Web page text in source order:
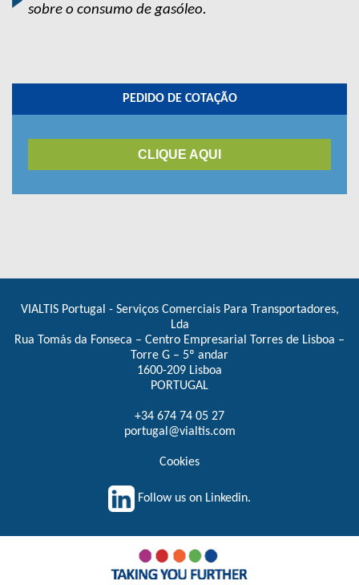
sobre o consumo de gasóleo.
PEDIDO DE COTAÇÃO
CLIQUE AQUI
VIALTIS Portugal - Serviços Comerciais Para Transportadores,
Lda
Rua Tomás da Fonseca – Centro Empresarial Torres de Lisboa –
Torre G – 5º andar
1600-209 Lisboa
PORTUGAL
+34 674 74 05 27
portugal@vialtis.com
Cookies
Follow us on Linkedin.